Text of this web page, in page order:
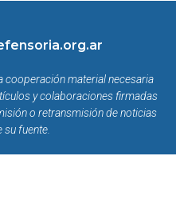
cooperación material necesaria
y colaboraciones firmadas
o retransmisión de noticias
su fuente.